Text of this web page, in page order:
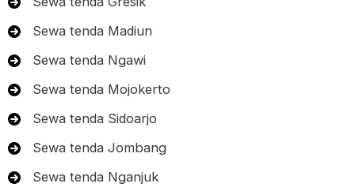
Sewa tenda Madiun
Sewa tenda Ngawi
Sewa tenda Mojokerto
Sewa tenda Sidoarjo
Sewa tenda Jombang
Sewa tenda Nganjuk